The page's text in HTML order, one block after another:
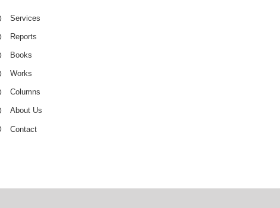
Services
Reports
Books
Works
Columns
About Us
Contact